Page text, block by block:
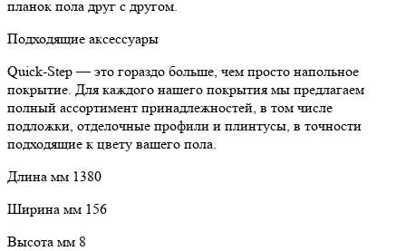
планок пола друг с другом.
Подходящие аксессуары
Quick-Step — это гораздо больше, чем просто напольное
покрытие. Для каждого нашего покрытия мы предлагаем
полный ассортимент принадлежностей, в том числе
подложки, отделочные профили и плинтусы, в точности
подходящие к цвету вашего пола.
Длина мм 1380
Ширина мм 156
Высота мм 8